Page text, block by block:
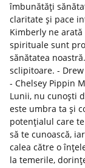
îmbunătăți
claritate şi pace
Kimberly ne
spirituale sunt
sănătatea
sclipitoare. -
- Chelsey Pippin
Lunii, nu cunoști
este umbra ta și
potențialul care
să te cunoască,
calea către o
la temerile,